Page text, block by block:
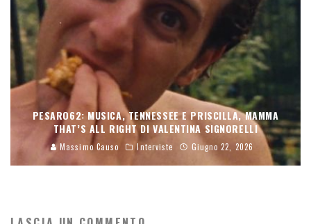
PESARO62: MUSICA, TENNESSEE E PRISCILLA, MAMMA
THAT’S ALL RIGHT DI VALENTINA SIGNORELLI
Massimo Causo Interviste Giugno 22, 2026